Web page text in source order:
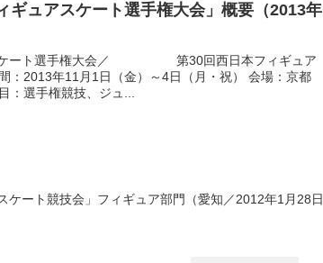
ギュアスケート選手権大会」概要（2013年
スケート選手権大会／ 第30回西日本フィギュア
：2013年11月1日（金）～4日（月・祝） 会場：京都
：選手権競技、ジュ...
ケート競技会」フィギュア部門（愛知／2012年1月28日